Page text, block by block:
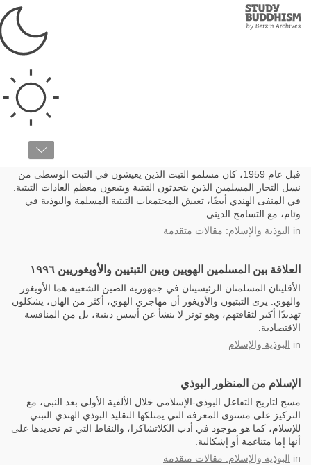
Study
Buddhism
قبل عام 1959، كان مسلمو التبت الذين يعيشون في التبت الوسطى من
نسل التجار المسلمين الذين يتحدثون التبتية ويتبعون معظم العادات التبتية.
في المنفى الهندي أيضًا، تعيش المجتمعات التبتية المسلمة والبوذية في
وئام، مع التسامح الديني.
in البوذية والإسلام: مقالات متقدمة
العلاقة بين المسلمين الهويين وبين التبتيين والأويغوريين ١٩٩٦
الأقليتان المسلمتان الرئيسيتان في جمهورية الصين الشعبية هما الأويغور
والهوي. يرى التبتيون والأويغور أن مهاجري الهوي، أكثر من الهان، يشكلون
تهديدًا أكبر لثقافتهم، وهو توتر لا ينشأ عن أسس دينية، بل من المنافسة
الاقتصادية.
in البوذية والإسلام
الإسلام من المنظور البوذي
مسح لتاريخ التفاعل البوذي-الإسلامي خلال الألفية الأولى بعد النبي، مع
التركيز على مستوى المعرفة التي يمتلكها التقليد البوذي الهندي التبتي
للإسلام، كما هو موجود في أدب الكلاتشاكرا، والنقاط التي تم تحديدها على
أنها إما متناغمة أو إشكالية.
in البوذية والإسلام: مقالات متقدمة